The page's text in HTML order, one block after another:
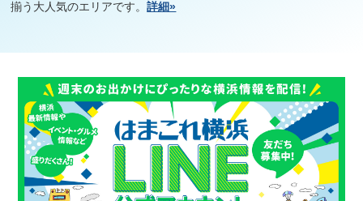
揃う大人気のエリアです。詳細»